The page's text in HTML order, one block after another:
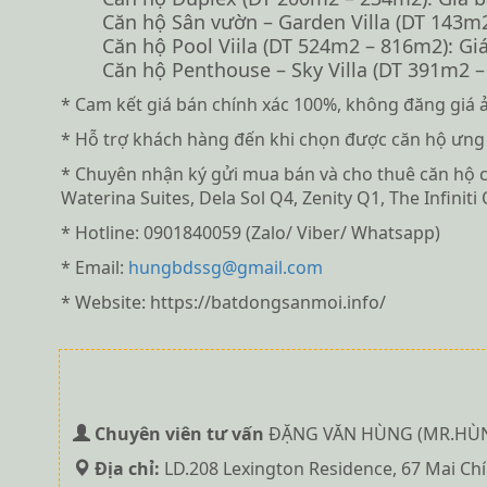
Căn hộ Sân vườn – Garden Villa (DT
Căn hộ Pool Viila (DT 524m2 – 816m2):
Căn hộ Penthouse – Sky Villa (DT 391m2
* Cam kết giá bán chính xác 100%, không đăng giá
* Hỗ trợ khách hàng đến khi chọn được căn hộ
* Chuyên nhận ký gửi mua bán và cho thuê căn hộ
Waterina Suites, Dela Sol Q4, Zenity Q1, The
* Hotline: 0901840059 (Zalo/ Viber/ Whatsapp)
* Email: hungbdssg@gmail.com
* Website: https://batdongsanmoi.info/
Chuyên viên tư vấn ĐẶNG VĂN HÙNG
Địa chỉ: LD.208 Lexington Residence, 67 Mai